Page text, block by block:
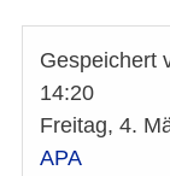
Gespeichert
14:20
Freitag, 4.
APA